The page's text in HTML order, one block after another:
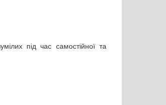
під час самостійної та